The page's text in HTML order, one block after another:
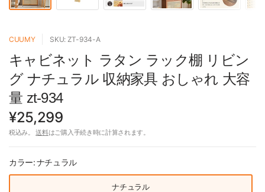
CUUMY SKU: ZT-934-A
キャビネット ラタン ラック棚 リビン
グ ナチュラル 収納家具 おしゃれ 大容
量 zt-934
¥25,299
税込み。送料はご購入手続き時に計算されます。
カラー:ナチュラル
ナチュラル